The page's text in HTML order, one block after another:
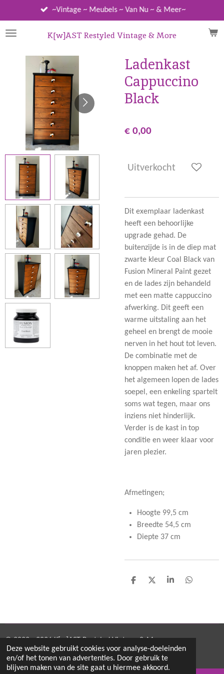
Deze website gebruikt cookies voor analyse-doeleinden
en/of het tonen van advertenties. Door gebruik te
blijven maken van de site gaat u hiermee akkoord.
direct
naar
hoofdinhoud
K[w]AST Restyled Vintage & More
~Vintage ~ Meubels ~ Van Nu ~ & Meer~
Ladenkast
Cappuccino
Black
€ 0,00
Uitverkocht
Dit exemplaar ladenkast
heeft een behoorlijke
upgrade gehad. De
buitenzijde is in de diep mat
zwarte kleur Coal Black van
Fusion Mineral Paint gezet
en de lades zijn behandeld
met een matte cappuccino
afwerking. Dit geeft een
warme uitstaling aan het
geheel en brengt de mooie
nerven in het hout tot leven.
De combinatie met de
knoppen maken het af. Over
het algemeen lopen de lades
soepel, een enkeling spartelt
soms wat tegen, maar ons
inziens niet hinderlijk.
Verder is de kast in top
conditie en weer klaar voor
jaren plezier.
Afmetingen;
Hoogte 99,5 cm
Breedte 54,5 cm
Diepte 37 cm
D
D
S
D
© 2022 - 2026 K[w]AST Restyled Vintage & More
Powered byJouwWeb